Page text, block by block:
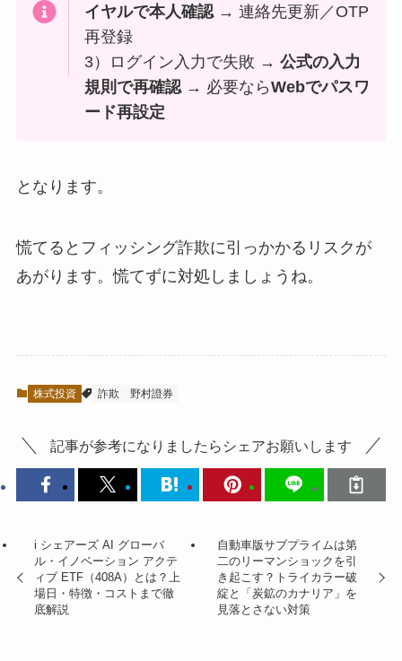
イヤルで本人確認 → 連絡先更新／OTP
再登録
3）ログイン入力で失敗 →公式の入力
規則で再確認 → 必要ならWebでパスワ
ード再設定
となります。
慌てるとフィッシング詐欺に引っかかるリスクが
あがります。慌てずに対処しましょうね。
株式投資 詐欺 野村證券
記事が参考になりましたらシェアお願いします
i シェアーズ AI グローバ
ル・イノベーション アクテ
ィブ ETF（408A）とは？上
場日・特徴・コストまで徹
底解説
自動車版サブプライムは第
二のリーマンショックを引
き起こす？トライカラー破
綻と「炭鉱のカナリア」を
見落とさない対策